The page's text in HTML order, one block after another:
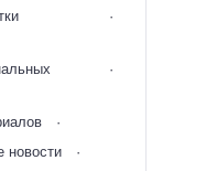
новости